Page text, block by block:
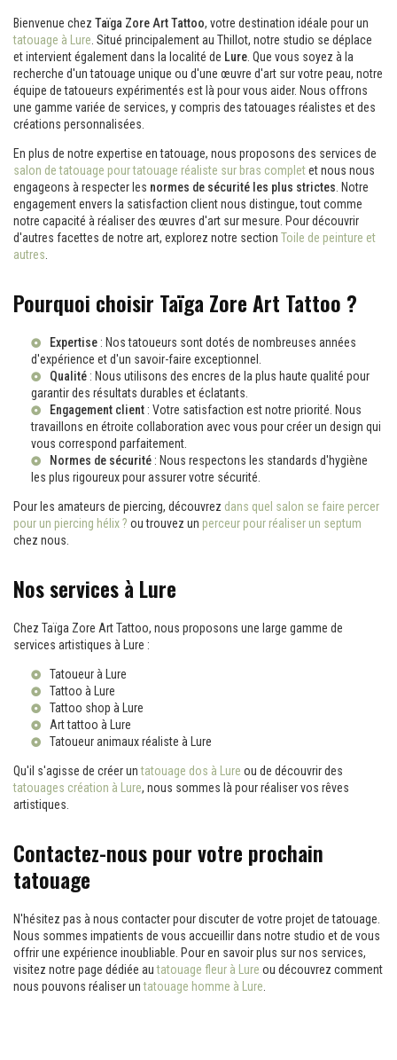
Bienvenue chez Taïga Zore Art Tattoo, votre destination idéale pour un
tatouage à Lure . Situé principalement au Thillot, notre studio se déplace
et intervient également dans la localité de Lure . Que vous soyez à la
recherche d'un tatouage unique ou d'une œuvre d'art sur votre peau, notre
équipe de tatoueurs expérimentés est là pour vous aider. Nous offrons
une gamme variée de services, y compris des tatouages réalistes et des
créations personnalisées.
En plus de notre expertise en tatouage, nous proposons des services de
salon de tatouage pour tatouage réaliste sur bras completet nous nous
engageons à respecter les normes de sécurité les plus strictes . Notre
engagement envers la satisfaction client nous distingue, tout comme
notre capacité à réaliser des œuvres d'art sur mesure. Pour découvrir
d'autres facettes de notre art, explorez notre section Toile de peinture et
autres
Pourquoi choisir Taïga Zore Art Tattoo ?
Expertise : Nos tatoueurs sont dotés de nombreuses années
d'expérience et d'un savoir-faire exceptionnel.
Qualité : Nous utilisons des encres de la plus haute qualité pour
garantir des résultats durables et éclatants.
Engagement client : Votre satisfaction est notre priorité. Nous
travaillons en étroite collaboration avec vous pour créer un design qui
vous correspond parfaitement.
Normes de sécurité : Nous respectons les standards d'hygiène
les plus rigoureux pour assurer votre sécurité.
Pour les amateurs de piercing, découvrez dans quel salon se faire percer
pour un piercing hélix ? ou trouvez un perceur pour réaliser un septum
chez nous.
Nos services à Lure
Chez Taïga Zore Art Tattoo, nous proposons une large gamme de
services artistiques à Lure :
Tatoueur à Lure
Tattoo à Lure
Tattoo shop à Lure
Art tattoo à Lure
Tatoueur animaux réaliste à Lure
Qu'il s'agisse de créer untatouage dos à Lure ou de découvrir des
tatouages création à Lure, nous sommes là pour réaliser vos rêves
artistiques.
Contactez-nous pour votre prochain
tatouage
N'hésitez pas à nous contacter pour discuter de votre projet de tatouage.
Nous sommes impatients de vous accueillir dans notre studio et de vous
offrir une expérience inoubliable. Pour en savoir plus sur nos services,
visitez notre page dédiée autatouage fleur à Lure ou découvrez comment
nous pouvons réaliser untatouage homme à Lure